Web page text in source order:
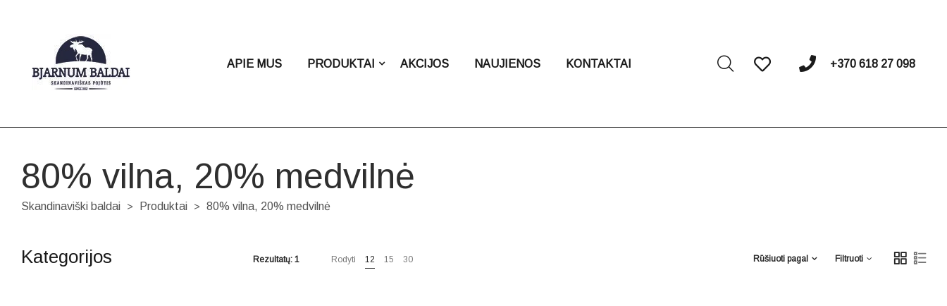
APIE MUS PRODUKTAI AKCIJOS NAUJIENOS KONTAKTAI +370 618 27 098
80% vilna, 20% medvilnė
Skandinaviški baldai > Produktai > 80% vilna, 20% medvilnė
Rezultatų: 1 Rodyti 12 15 30 Filtruoti
Rūšiuoti pagal
Kategorijos